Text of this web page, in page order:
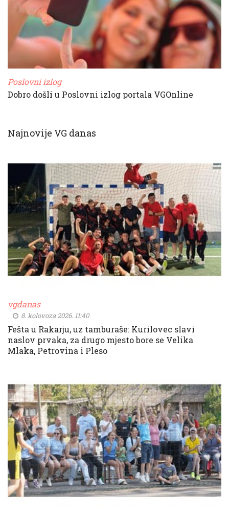
Poslovni izlog
Dobro došli u Poslovni izlog portala VGOnline
Najnovije VG danas
vgdanas
8. kolovoza 2026. 11:40
Fešta u Rakarju, uz tamburaše: Kurilovec slavi
naslov prvaka, za drugo mjesto bore se Velika
Mlaka, Petrovina i Pleso